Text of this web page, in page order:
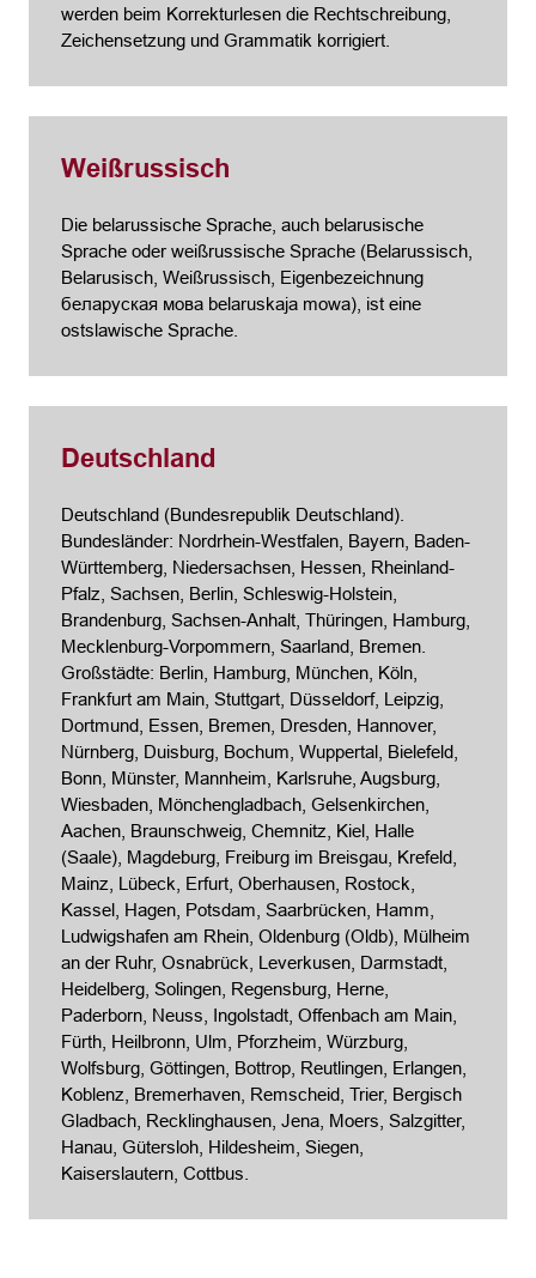
werden beim Korrekturlesen die Rechtschreibung,
Zeichensetzung und Grammatik korrigiert.
Weißrussisch
Die belarussische Sprache, auch belarusische
Sprache oder weißrussische Sprache (Belarussisch,
Belarusisch, Weißrussisch, Eigenbezeichnung
беларуская мова belaruskaja mowa), ist eine
ostslawische Sprache.
Deutschland
Deutschland (Bundesrepublik Deutschland).
Bundesländer: Nordrhein-Westfalen, Bayern, Baden-
Württemberg, Niedersachsen, Hessen, Rheinland-
Pfalz, Sachsen, Berlin, Schleswig-Holstein,
Brandenburg, Sachsen-Anhalt, Thüringen, Hamburg,
Mecklenburg-Vorpommern, Saarland, Bremen.
Großstädte: Berlin , Hamburg, München, Köln,
Frankfurt am Main, Stuttgart, Düsseldorf, Leipzig,
Dortmund, Essen, Bremen, Dresden, Hannover,
Nürnberg, Duisburg , Bochum, Wuppertal, Bielefeld,
Bonn, Münster, Mannheim, Karlsruhe, Augsburg,
Wiesbaden, Mönchengladbach, Gelsenkirchen,
Aachen, Braunschweig, Chemnitz, Kiel, Halle
(Saale) , Magdeburg, Freiburg im Breisgau , Krefeld,
Mainz, Lübeck , Erfurt, Oberhausen, Rostock,
Kassel , Hagen, Potsdam, Saarbrücken, Hamm,
Ludwigshafen am Rhein Oldenburg (Oldb) , Mülheim
an der Ruhr, Osnabrück, Leverkusen, Darmstadt,
Heidelberg, Solingen, Regensburg , Herne,
Paderborn, Neuss, Ingolstadt, Offenbach am Main,
Fürth, Heilbronn, Ulm, Pforzheim, Würzburg,
Wolfsburg, Göttingen, Bottrop, Reutlingen, Erlangen,
Koblenz, Bremerhaven , Remscheid, Trier, Bergisch
Gladbach, Recklinghausen, Jena , Moers, Salzgitter,
Hanau, Gütersloh, Hildesheim, Siegen,
Kaiserslautern, Cottbus